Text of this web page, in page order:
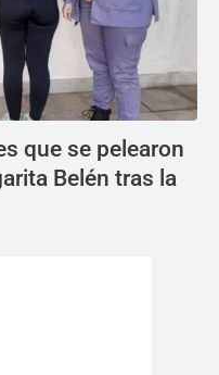
que se pelearon
Belén tras la